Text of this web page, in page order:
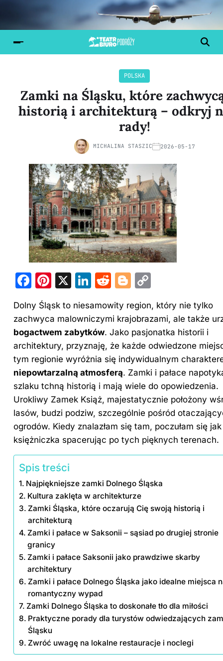
POLSKA
Zamki na Śląsku, które
historią i architekturą – odkryj
rady!
MICHALINA STASZIC 2026-05-17
F
c
e
b
o
o
k
Pi
er
e
st
X
Li
k
e
dI
n
R
d
di
t
Bl
g
g
er
p
y
Li
n
k
Dolny Śląsk to niesamowity region, który nie tylko
zachwyca malowniczymi krajobrazami, ale także
bogactwem zabytków. Jako pasjonatka historii i
architektury, przyznaję, że każde odwiedzone
tym regionie wyróżnia się indywidualnym
niepowtarzalną atmosferą. Zamki i pałace
szlaku tchną historią i mają wiele do opowiedzenia.
Urokliwy Zamek Książ, majestatycznie położony
lasów, budzi podziw, szczególnie pośród
ogrodów. Kiedy znalazłam się tam, poczułam się jak
księżniczka spacerując po tych pięknych terenach.
Spis treści
Najpiękniejsze zamki Dolnego Śląska
Kultura zaklęta w architekturze
Zamki Śląska, które oczarują Cię swoją historią i
architekturą
Zamki i pałace w Saksonii – sąsiad po drugiej stronie
granicy
Zamki i pałace Saksonii jako prawdziwe skarby
architektury
Zamki i pałace Dolnego Śląska jako idealne miejsca
romantyczny wypad
Zamki Dolnego Śląska to doskonałe tło dla miłości
Praktyczne porady dla turystów odwiedzających
Śląsku
Zwróć uwagę na lokalne restauracje i noclegi